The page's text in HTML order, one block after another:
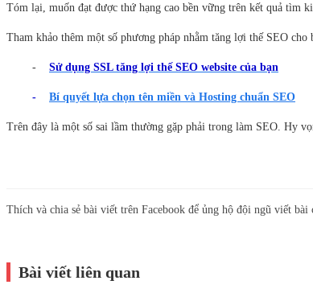
Tóm lại, muốn đạt được thứ hạng cao bền vững trên kết quả tìm
Tham khảo thêm một số phương pháp nhằm tăng lợi thế SEO cho
- Sử dụng SSL tăng lợi thế SEO website của bạn
- Bí quyết lựa chọn tên miền và Hosting chuẩn SEO
Trên đây là một số sai lầm thường gặp phải trong làm SEO. Hy
Thích và chia sẻ bài viết trên Facebook để ủng hộ đội ngũ viết bài
Bài viết liên quan